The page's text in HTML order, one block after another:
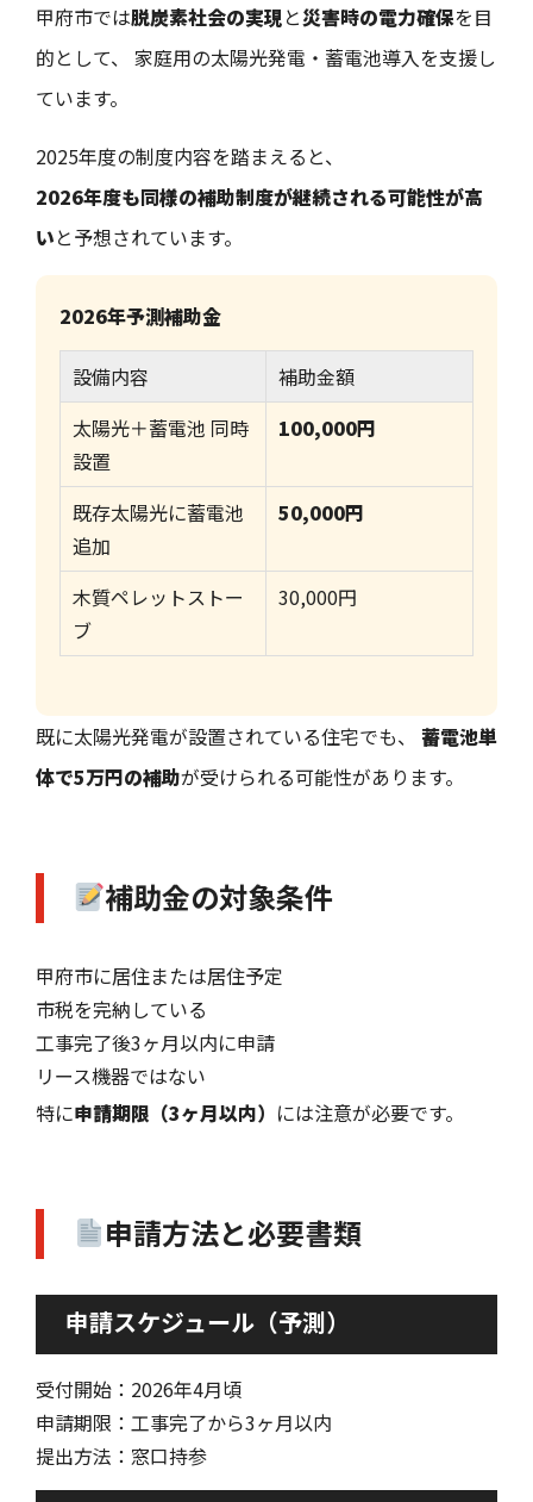
甲府市では脱炭素社会の実現と災害時の電力確保を目
的として、 家庭用の太陽光発電・蓄電池導入を支援し
ています。
2025年度の制度内容を踏まえると、
2026年度も同様の補助制度が継続される可能性が高
いと予想されています。
2026年予測補助金
設備内容
補助金額
太陽光＋蓄電池 同時
設置
100,000円
既存太陽光に蓄電池
追加
50,000円
木質ペレットストー
ブ
30,000円
既に太陽光発電が設置されている住宅でも、 蓄電池単
体で5万円の補助が受けられる可能性があります。
補助金の対象条件
甲府市に居住または居住予定
市税を完納している
工事完了後3ヶ月以内に申請
リース機器ではない
特に申請期限（3ヶ月以内） には注意が必要です。
申請方法と必要書類
申請スケジュール（予測）
受付開始：2026年4月頃
申請期限：工事完了から3ヶ月以内
提出方法：窓口持参